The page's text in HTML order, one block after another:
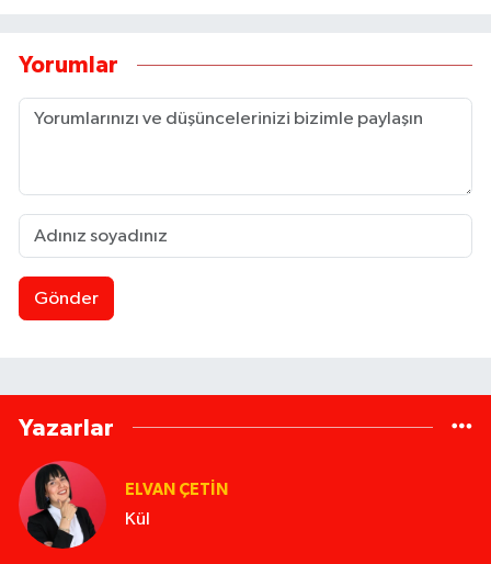
Yorumlar
Gönder
Yazarlar
ELVAN ÇETIN
Kül